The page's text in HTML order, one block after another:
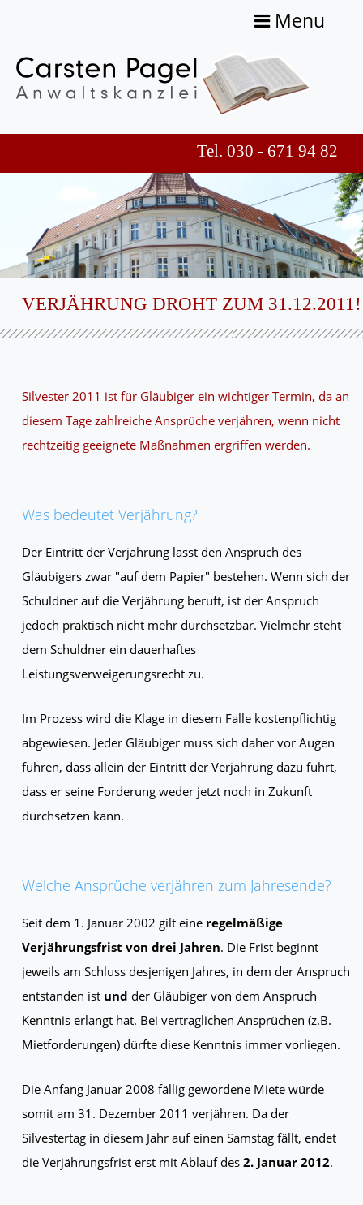
Menu
Tel. 030 - 671 94 82
VERJÄHRUNG DROHT ZUM 31.12.2011!
Silvester 2011 ist für Gläubiger ein wichtiger Termin, da an
diesem Tage zahlreiche Ansprüche verjähren, wenn nicht
rechtzeitig geeignete Maßnahmen ergriffen werden.
Was bedeutet Verjährung?
Der Eintritt der Verjährung lässt den Anspruch des
Gläubigers zwar "auf dem Papier" bestehen. Wenn sich der
Schuldner auf die Verjährung beruft, ist der Anspruch
jedoch praktisch nicht mehr durchsetzbar. Vielmehr steht
dem Schuldner ein dauerhaftes
Leistungsverweigerungsrecht zu.
Im Prozess wird die Klage in diesem Falle kostenpflichtig
abgewiesen. Jeder Gläubiger muss sich daher vor Augen
führen, dass allein der Eintritt der Verjährung dazu führt,
dass er seine Forderung weder jetzt noch in Zukunft
durchsetzen kann.
Welche Ansprüche verjähren zum Jahresende?
Seit dem 1. Januar 2002 gilt eine regelmäßige
Verjährungsfrist von drei Jahren. Die Frist beginnt
jeweils am Schluss desjenigen Jahres, in dem der Anspruch
entstanden ist und der Gläubiger von dem Anspruch
Kenntnis erlangt hat. Bei vertraglichen Ansprüchen (z.B.
Mietforderungen) dürfte diese Kenntnis immer vorliegen.
Die Anfang Januar 2008 fällig gewordene Miete würde
somit am 31. Dezember 2011 verjähren. Da der
Silvestertag in diesem Jahr auf einen Samstag fällt, endet
die Verjährungsfrist erst mit Ablauf des 2. Januar 2012.